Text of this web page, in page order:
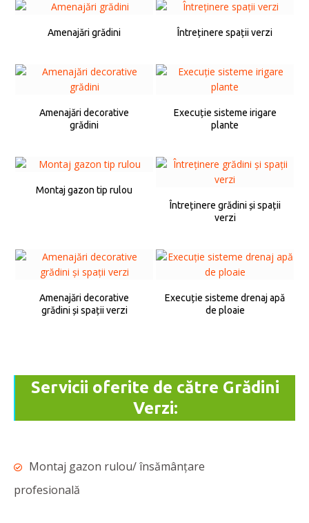
Amenajări grădini Întreținere spații verzi
Amenajări decorative
grădini
Execuție sisteme irigare
plante
Montaj gazon tip rulou
Întreținere grădini și spații
verzi
Amenajări decorative
grădini și spații verzi
Execuție sisteme drenaj apă
de ploaie
Servicii oferite de către Grădini
Verzi:
Montaj gazon rulou/ însămânțare
profesională